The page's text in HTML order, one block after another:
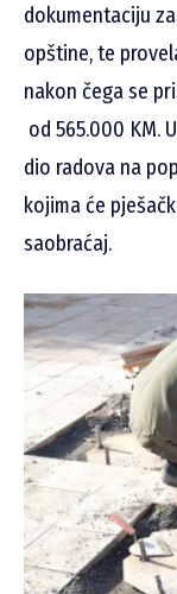
dokumentaciju
opštine, te
nakon čega se
od 565.000 KM.
dio radova na
kojima će
saobraćaj.